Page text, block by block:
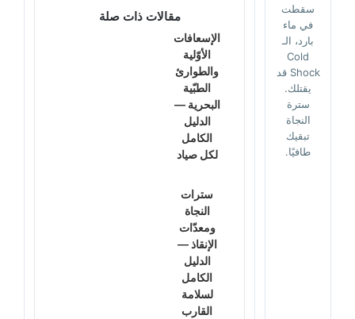
سقطت
في ماء
بارد، الـ
Cold
Shock قد
يقتلك.
سترة
النجاة
تبقيك
طافيًا.
مقالات ذات صلة
الإسعافات
الأوّلية
والطوارئ
الطبّية
البحرية —
الدليل
الكامل
لكل صياد
سترات
النجاة
ومعدّات
الإنقاذ —
الدليل
الكامل
لسلامة
القارب